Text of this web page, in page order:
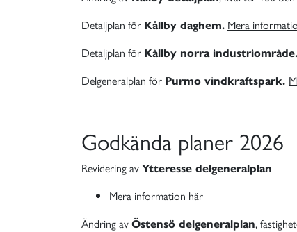
Detaljplan för Kållby daghem. Mera
Detaljplan för Kållby norra industriområde.
Delgeneralplan för Purmo vindkraftspark.
Godkända planer 2026
Revidering avYtteresse delgeneralplan
Mera information här
Ändring avÖstensö delgeneralplan,